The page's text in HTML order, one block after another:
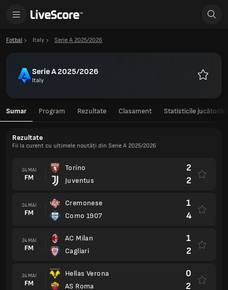
Fotbal Italy Serie A 2025/2026
Serie A 2025/2026
Italy
Sumar Program Rezultate Clasament Statisticile
Rezultate
Fii la curent cu ultimele noutăți din Serie A 2025/2026
24 MAI
FM
Torino
Juventus
2
2
24 MAI
FM
Cremonese
Como 1907
1
4
24 MAI
FM
AC Milan
Cagliari
1
2
24 MAI
FM
Hellas Verona
AS Roma
0
2